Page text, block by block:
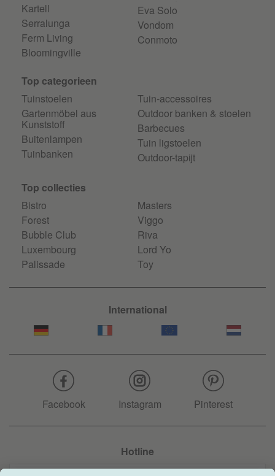
Kartell
Serralunga
Ferm Living
Bloomingville
Eva Solo
Vondom
Conmoto
Top categorieen
Tuinstoelen
Gartenmöbel aus
Kunststoff
Buitenlampen
Tuinbanken
Tuin-accessoires
Outdoor banken & stoelen
Barbecues
Tuin ligstoelen
Outdoor-tapijt
Top collecties
Bistro
Forest
Bubble Club
Luxembourg
Palissade
Masters
Viggo
Riva
Lord Yo
Toy
International
Facebook Instagram Pinterest
Hotline